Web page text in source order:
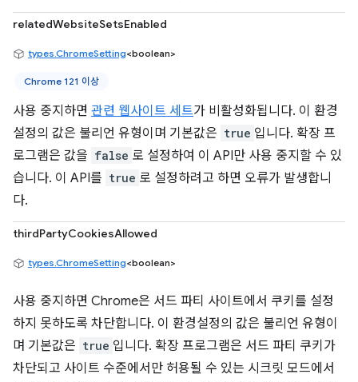
relatedWebsiteSetsEnabled
types.ChromeSetting<boolean>
Chrome 121 이상
사용 중지하면 관련 웹사이트 세트가 비활성화됩니다. 이 환경
설정의 값은 불리언 유형이며 기본값은 true 입니다. 확장 프
로그램은 값을 false 로 설정하여 이 API만 사용 중지할 수 있
습니다. 이 API를 true 로 설정하려고 하면 오류가 발생합니
다.
thirdPartyCookiesAllowed
types.ChromeSetting<boolean>
사용 중지하면 Chrome은 서드 파티 사이트에서 쿠키를 설정
하지 못하도록 차단합니다. 이 환경설정의 값은 불리언 유형이
며 기본값은 true 입니다. 확장 프로그램은 서드 파티 쿠키가
차단되고 사이트 수준에서만 허용될 수 있는 시크릿 모드에서